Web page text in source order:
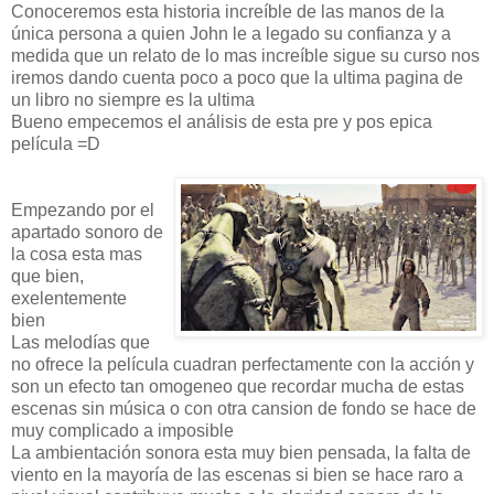
Conoceremos esta historia increíble de las manos de la
única persona a quien John le a legado su confianza y a
medida que un relato de lo mas increíble sigue su curso nos
iremos dando cuenta poco a poco que la ultima pagina de
un libro no siempre es la ultima
Bueno empecemos el análisis de esta pre y pos epica
película =D
Empezando por el
apartado sonoro de
la cosa esta mas
que bien,
exelentemente
bien
Las melodías que
no ofrece la película cuadran perfectamente con la acción y
son un efecto tan omogeneo que recordar mucha de estas
escenas sin música o con otra cansion de fondo se hace de
muy complicado a imposible
La ambientación sonora esta muy bien pensada, la falta de
viento en la mayoría de las escenas si bien se hace raro a